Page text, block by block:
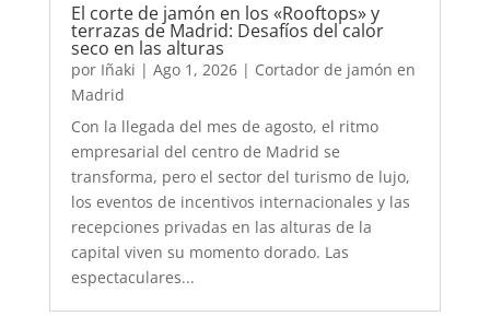
El corte de jamón en los «Rooftops» y
terrazas de Madrid: Desafíos del calor
seco en las alturas
por Iñaki | Ago 1, 2026| Cortador de jamón en
Madrid
Con la llegada del mes de agosto, el ritmo
empresarial del centro de Madrid se
transforma, pero el sector del turismo de lujo,
los eventos de incentivos internacionales y las
recepciones privadas en las alturas de la
capital viven su momento dorado. Las
espectaculares...